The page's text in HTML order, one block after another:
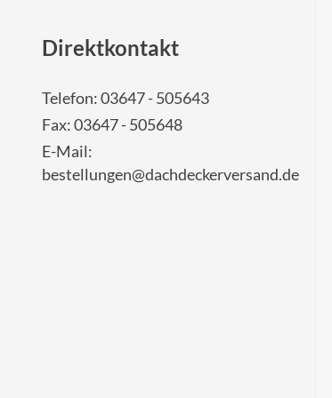
Direktkontakt
Telefon: 03647 - 505643
Fax: 03647 - 505648
E-Mail:
bestellungen@dachdeckerversand.de